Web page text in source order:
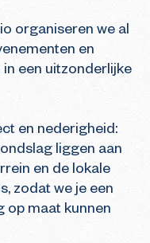
organiseren we al
en
een uitzonderlijke
en nederigheid:
liggen aan
en de lokale
zodat we je een
op maat kunnen